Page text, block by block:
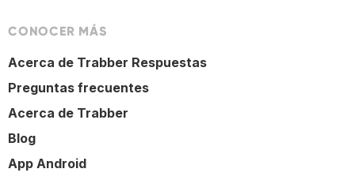
CONOCER MÁS
Acerca de Trabber Respuestas
Preguntas frecuentes
Acerca de Trabber
Blog
App Android